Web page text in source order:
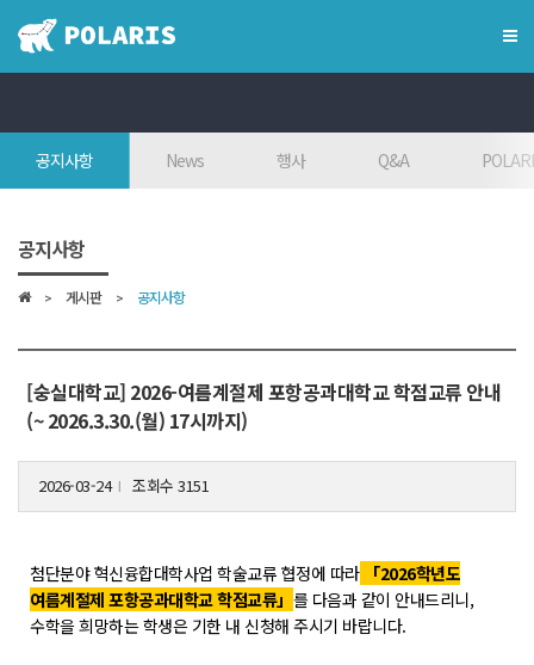
인재상
참여대학/조직도
오시는 길
학위학사 안내
개설교과목
학사일정
공지사항 News 행사 Q&A
공지사항
게시판 공지사항
[숭실대학교] 2026-여름계절제 포항공과대학교 학점교류 안내
(~ 2026.3.30.(월) 17시까지)
2026-03-24 조회수 3151
첨단분야 혁신융합대학사업 학술교류 협정에 따라
「2026학년도
여름계절제 포항공과대학교 학점교류」 를 다음과 같이 안내드리니,
수학을 희망하는 학생은 기한 내 신청해 주시기 바랍니다.